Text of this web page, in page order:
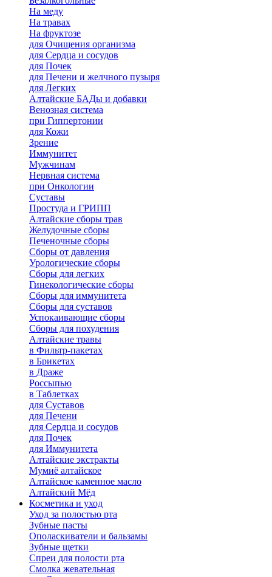
На меду
На травах
На фруктозе
для Очищения организма
для Сердца и сосудов
для Почек
для Печени и желчного пузыря
для Легких
Алтайские БАДы и добавки
Венозная система
при Гиппертонии
для Кожи
Зрение
Иммунитет
Мужчинам
Нервная система
при Онкологии
Суставы
Простуда и ГРИПП
Алтайские сборы трав
Желудочные сборы
Печеночные сборы
Сборы от давления
Урологические сборы
Сборы для легких
Гинекологические сборы
Сборы для иммунитета
Сборы для суставов
Успокаивающие сборы
Сборы для похудения
Алтайские травы
в Фильтр-пакетах
в Брикетах
в Драже
Россыпью
в Таблетках
для Cуставов
для Печени
для Сердца и сосудов
для Почек
для Иммунитета
Алтайские экстракты
Мумиё алтайское
Алтайское каменное масло
Алтайский Мёд
Косметика и уход
Уход за полостью рта
Зубные пасты
Ополаскиватели и бальзамы
Зубные щетки
Спреи для полости рта
Смолка жевательная